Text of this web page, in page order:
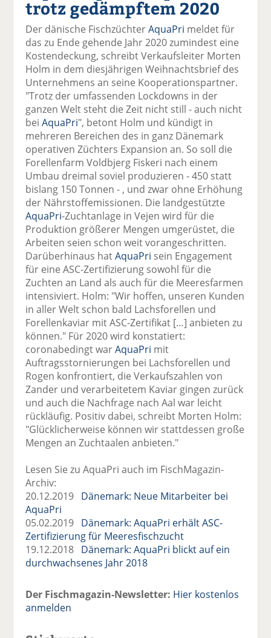
el
a
uf
F
ac
e
b
o
o
k
te
il
e
n
el
t
wi
tt
er
n
el
a
uf
Li
n
k
e
di
n
te
il
e
n
er
E
m
ai
l
er
n
d
n
ru
ck
e
n
trotz gedämpftem 2020
Der dänische FischzüchterAquaPri meldet für
das zu Ende gehende Jahr 2020 zumindest eine
Kostendeckung, schreibt Verkaufsleiter Morten
Holm in dem diesjährigen Weihnachtsbrief des
Unternehmens an seine Kooperationspartner.
"Trotz der umfassenden Lockdowns in der
ganzen Welt steht die Zeit nicht still - auch nicht
beiAquaPri", betont Holm und kündigt in
mehreren Bereichen des in ganz Dänemark
operativen Züchters Expansion an. So soll die
Forellenfarm Voldbjerg Fiskeri nach einem
Umbau dreimal soviel produzieren - 450 statt
bislang 150 Tonnen - , und zwar ohne Erhöhung
der Nährstoffemissionen. Die landgestützte
AquaPri-Zuchtanlage in Vejen wird für die
Produktion größerer Mengen umgerüstet, die
Arbeiten seien schon weit vorangeschritten.
Darüberhinaus hatAquaPri sein Engagement
für eine ASC-Zertifizierung sowohl für die
Zuchten an Land als auch für die Meeresfarmen
intensiviert. Holm: "Wir hoffen, unseren Kunden
in aller Welt schon bald Lachsforellen und
Forellenkaviar mit ASC-Zertifikat […] anbieten zu
können." Für 2020 wird konstatiert:
coronabedingt warAquaPri mit
Auftragsstornierungen bei Lachsforellen und
Rogen konfrontiert, die Verkaufszahlen von
Zander und verarbeitetem Kaviar gingen zurück
und auch die Nachfrage nach Aal war leicht
rückläufig. Positiv dabei, schreibt Morten Holm:
"Glücklicherweise können wir stattdessen große
Mengen an Zuchtaalen anbieten."
Lesen Sie zu AquaPri auch im FischMagazin-
Archiv:
20.12.2019 Dänemark: Neue Mitarbeiter bei
AquaPri
05.02.2019 Dänemark: AquaPri erhält ASC-
Zertifizierung für Meeresfischzucht
19.12.2018 Dänemark: AquaPri blickt auf ein
durchwachsenes Jahr 2018
Der Fischmagazin-Newsletter: Hier kostenlos
anmelden